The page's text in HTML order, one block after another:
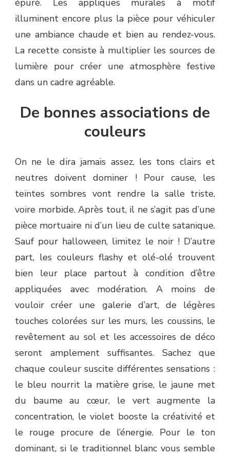
épuré. Les appliques murales à motif
illuminent encore plus la pièce pour véhiculer
une ambiance chaude et bien au rendez-vous.
La recette consiste à multiplier les sources de
lumière pour créer une atmosphère festive
dans un cadre agréable.
De bonnes associations de
couleurs
On ne le dira jamais assez, les tons clairs et
neutres doivent dominer ! Pour cause, les
teintes sombres vont rendre la salle triste,
voire morbide. Après tout, il ne s’agit pas d’une
pièce mortuaire ni d’un lieu de culte satanique.
Sauf pour halloween, limitez le noir ! D’autre
part, les couleurs flashy et olé-olé trouvent
bien leur place partout à condition d’être
appliquées avec modération. A moins de
vouloir créer une galerie d’art, de légères
touches colorées sur les murs, les coussins, le
revêtement au sol et les accessoires de déco
seront amplement suffisantes. Sachez que
chaque couleur suscite différentes sensations :
le bleu nourrit la matière grise, le jaune met
du baume au cœur, le vert augmente la
concentration, le violet booste la créativité et
le rouge procure de l’énergie. Pour le ton
dominant, si le traditionnel blanc vous semble